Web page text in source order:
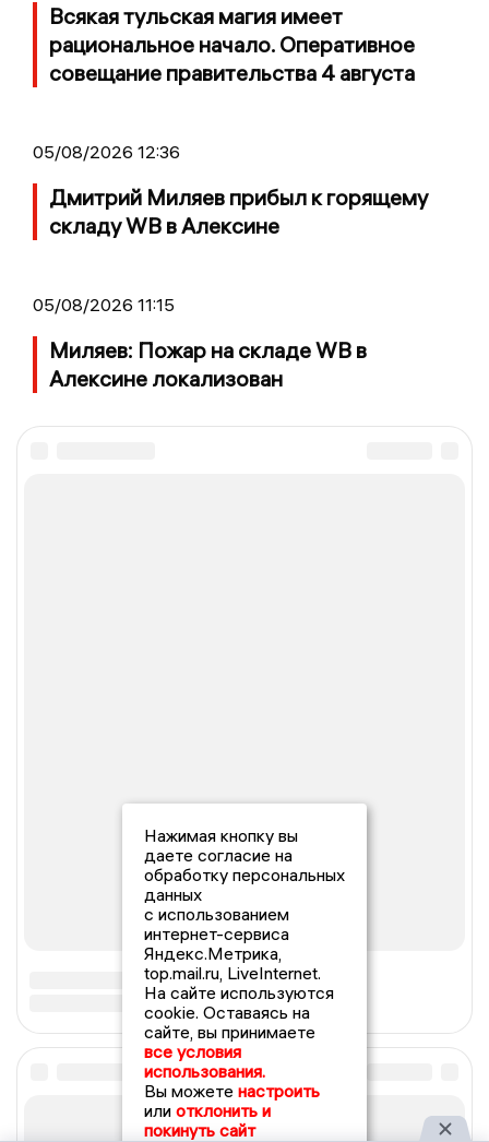
Всякая тульская магия имеет
рациональное начало. Оперативное
совещание правительства 4 августа
05/08/2026 12:36
Дмитрий Миляев прибыл к горящему
складу WB в Алексине
05/08/2026 11:15
Миляев: Пожар на складе WB в
Алексине локализован
Нажимая кнопку вы
даете согласие на
обработку персональных
данных
с использованием
интернет-сервиса
Яндекс.Метрика,
top.mail.ru, LiveInternet.
На сайте используются
cookie. Оставаясь на
сайте, вы принимаете
все условия
использования.
Вы можете настроить
или отклонить и
покинуть сайт